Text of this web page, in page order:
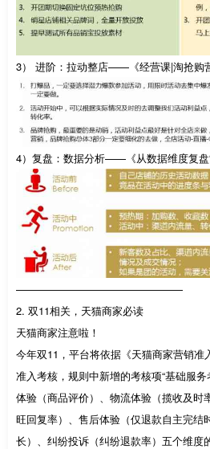
3） 进阶：拉动整店——《经营课|淘抢购
4）复盘：数据分析——《从数据维度复盘“
————————————————
2. 双11相关，天猫商家必读
天猫商家注意啦！
今年双11，平台将依据《天猫商家营销
准入考核，规则中新增的考核项“基础服
体验（商品评价）、物流体验（揽收及时
旺回复率）、售后体验（仅退款自主完结
长）、纠纷投诉（纠纷退款率）五个维度